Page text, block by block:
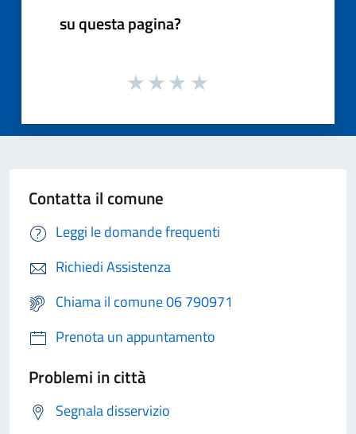
su questa pagina?
Contatta il comune
Leggi le domande frequenti
Richiedi Assistenza
Chiama il comune 06 790971
Prenota un appuntamento
Problemi in città
Segnala disservizio